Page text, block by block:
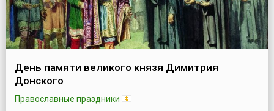
День памяти великого князя Димитрия
Донского
Православные праздники